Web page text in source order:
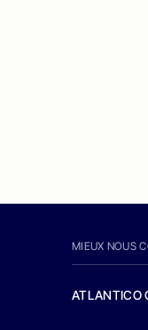
MIEUX NOUS
ATLANTICO